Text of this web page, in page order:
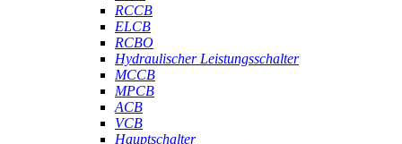
RCCB
ELCB
RCBO
Hydraulischer Leistungsschalter
MCCB
MPCB
ACB
VCB
Hauptschalter